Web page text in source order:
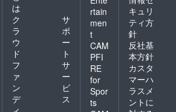
ん。
よって
異なり
ます。
（例え
ばこど
も向け
の体験
イベン
トにつ
いては
券は当
日の参
加費と
して使
用可能
です。
交通費
や滞在
費は自
己負担
となり
ページ
にて告
知をさ
せてい
ただき
ます。
・ 今
回のイ
ベント
券は、
当団体
す。
【過去
の実施
例：愛
媛県
内】今
治市、
四国中
央市、
西条
市、西
・ ま
たこど
も向け
のイベ
ント
は、仮
想の街
でよの
なかの
仕組み
を楽し
は
ク
ラ
ウ
ド
フ
ァ
ン
デ
サ
ポ
ー
ト
サ
ー
ビ
ス
rtain
men
t
CAM
PFI
RE
for
Spor
ts
キュリ
ティ方
針
反社基
本方針
カスタ
マーハ
ラスメ
ントに